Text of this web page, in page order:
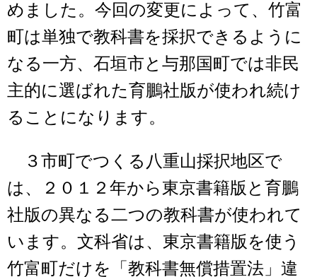
めました。今回の変更によって、竹富
町は単独で教科書を採択できるように
なる一方、石垣市と与那国町では非民
主的に選ばれた育鵬社版が使われ続け
ることになります。
３市町でつくる八重山採択地区で
は、２０１２年から東京書籍版と育鵬
社版の異なる二つの教科書が使われて
います。文科省は、東京書籍版を使う
竹富町だけを「教科書無償措置法」違